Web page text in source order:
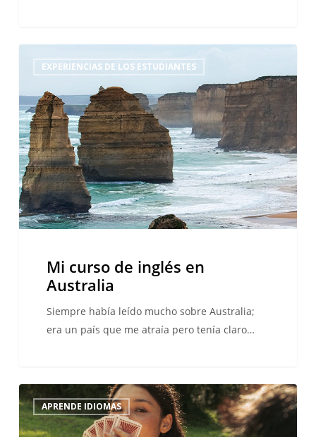
curso
inglés
en
Australia
EXPERIENCIAS DE LOS ESTUDIANTES
Mi curso de inglés en
Australia
Siempre había leído mucho sobre Australia;
era un país que me atraía pero tenía claro…
¿Por
qué
debería
APRENDE IDIOMAS